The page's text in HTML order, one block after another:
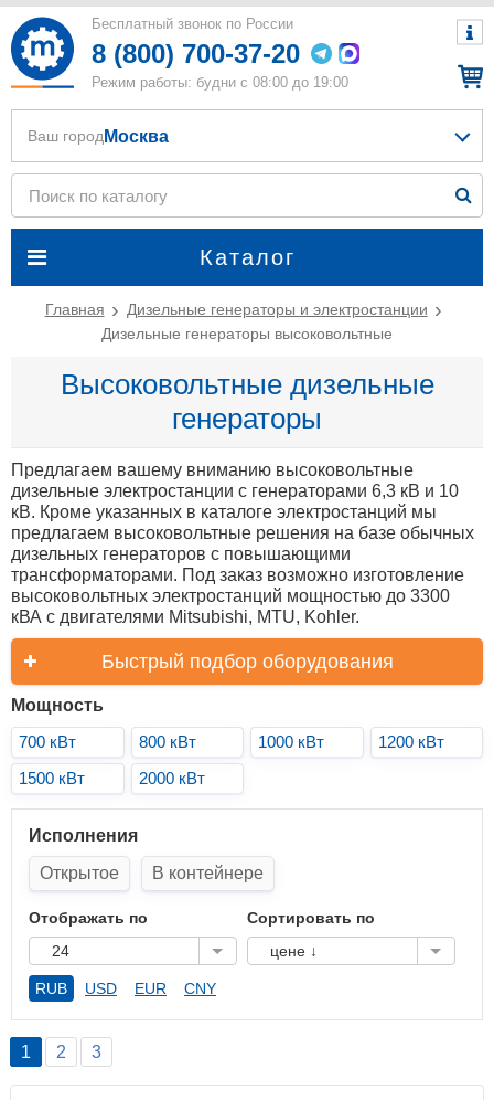
Бесплатный звонок по России
8 (800) 700-37-20
Режим работы: будни с 08:00 до 19:00
Каталог
Ваш город Москва
Главная
Дизельные генераторы и электростанции
Дизельные генераторы высоковольтные
Высоковольтные дизельные
генераторы
Предлагаем вашему вниманию высоковольтные
дизельные электростанции с генераторами 6,3 кВ и 10
кВ. Кроме указанных в каталоге электростанций мы
предлагаем высоковольтные решения на базе обычных
дизельных генераторов с повышающими
трансформаторами. Под заказ возможно изготовление
высоковольтных электростанций мощностью до 3300
кВА с двигателями Mitsubishi, MTU, Kohler.
Быстрый подбор оборудования
Мощность
700 кВт
800 кВт 1000 кВт
1200 кВт
1500 кВт
2000 кВт
Исполнения
Открытое
В контейнере
Отображать по
24
Сортировать по
цене ↓
RUB USD EUR CNY
1 2 3